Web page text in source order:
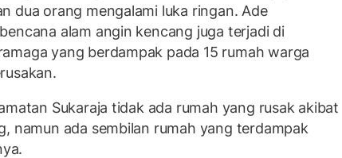
dua orang mengalami luka ringan. Ade
alam angin kencang juga terjadi di
yang berdampak pada 15 rumah warga
Sukaraja tidak ada rumah yang rusak akibat
namun ada sembilan rumah yang terdampak